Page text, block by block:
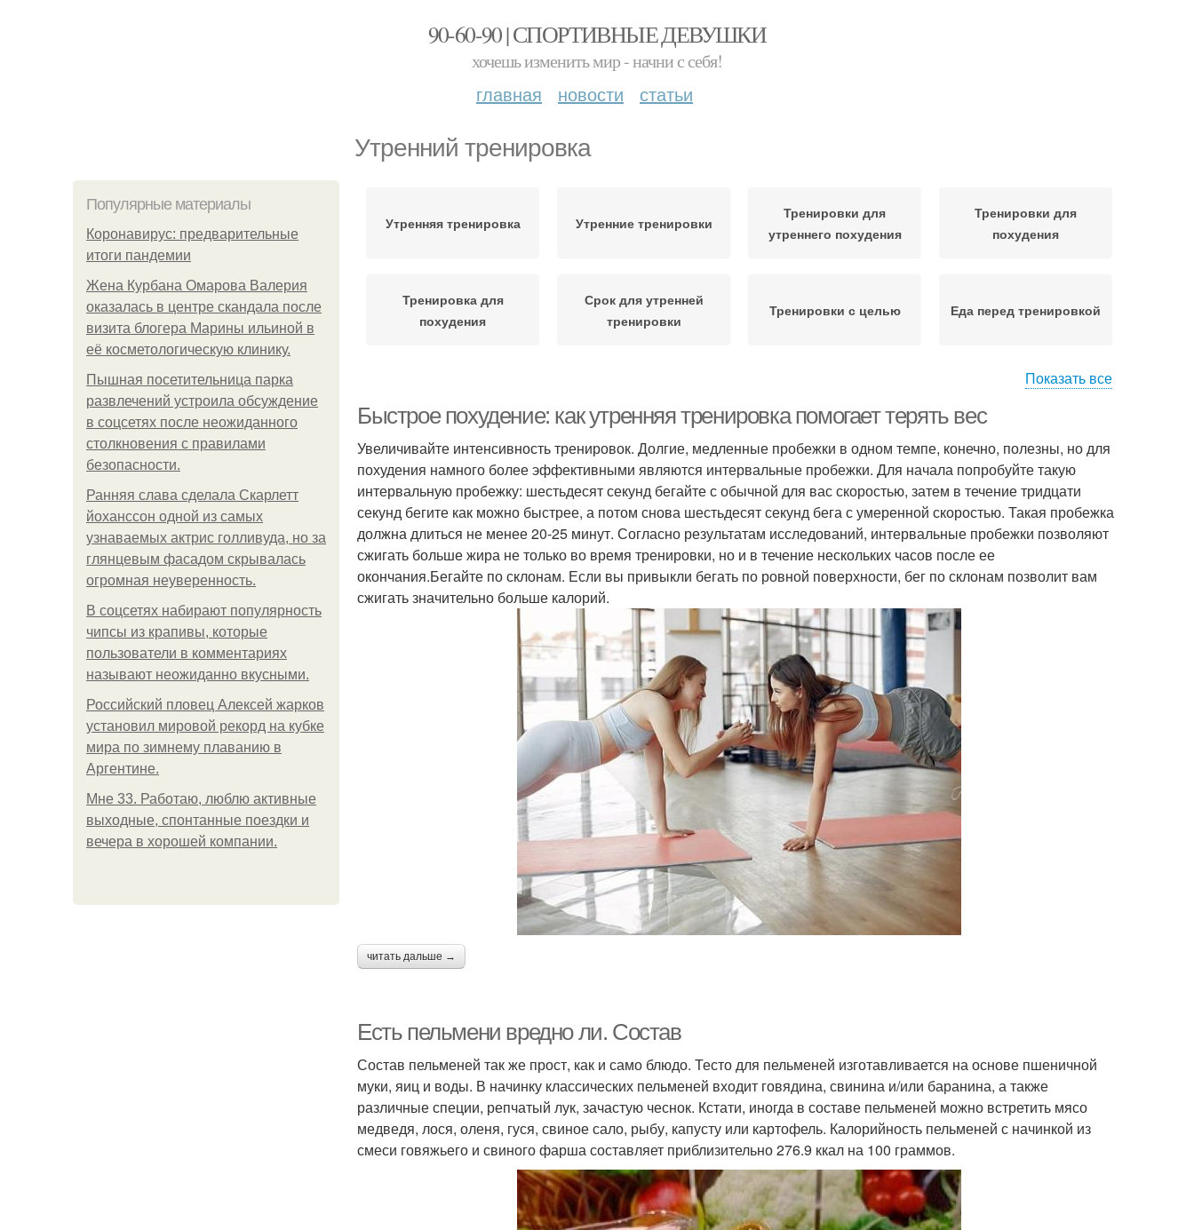
90-60-90 | СПОРТИВНЫЕ ДЕВУШКИ
хочешь изменить мир - начни с себя!
главная новости статьи
Утренний тренировка
Популярные материалы
Коронавирус: предварительные
итоги пандемии
Жена Курбана Омарова Валерия
оказалась в центре скандала после
визита блогера Марины ильиной в
её косметологическую клинику.
Пышная посетительница парка
развлечений устроила обсуждение
в соцсетях после неожиданного
столкновения с правилами
безопасности.
Ранняя слава сделала Скарлетт
йоханссон одной из самых
узнаваемых актрис голливуда, но за
глянцевым фасадом скрывалась
огромная неуверенность.
В соцсетях набирают популярность
чипсы из крапивы, которые
пользователи в комментариях
называют неожиданно вкусными.
Российский пловец Алексей жарков
установил мировой рекорд на кубке
мира по зимнему плаванию в
Аргентине.
Мне 33. Работаю, люблю активные
выходные, спонтанные поездки и
вечера в хорошей компании.
Утренняя тренировка Утренние тренировки
Тренировки для
утреннего похудения
Тренировки для
похудения
Тренировка для
похудения
Срок для утренней
тренировки
Тренировки с целью Еда перед тренировкой
Показать все
Быстрое похудение: как утренняя тренировка помогает терять вес
Увеличивайте интенсивность тренировок. Долгие, медленные пробежки в одном темпе, конечно, полезны, но для
похудения намного более эффективными являются интервальные пробежки. Для начала попробуйте такую
интервальную пробежку: шестьдесят секунд бегайте с обычной для вас скоростью, затем в течение тридцати
секунд бегите как можно быстрее, а потом снова шестьдесят секунд бега с умеренной скоростью. Такая пробежка
должна длиться не менее 20-25 минут. Согласно результатам исследований, интервальные пробежки позволяют
сжигать больше жира не только во время тренировки, но и в течение нескольких часов после ее
окончания.Бегайте по склонам. Если вы привыкли бегать по ровной поверхности, бег по склонам позволит вам
сжигать значительно больше калорий.
читать дальше →
Есть пельмени вредно ли. Состав
Состав пельменей так же прост, как и само блюдо. Тесто для пельменей изготавливается на основе пшеничной
муки, яиц и воды. В начинку классических пельменей входит говядина, свинина и/или баранина, а также
различные специи, репчатый лук, зачастую чеснок. Кстати, иногда в составе пельменей можно встретить мясо
медведя, лося, оленя, гуся, свиное сало, рыбу, капусту или картофель. Калорийность пельменей с начинкой из
смеси говяжьего и свиного фарша составляет приблизительно 276.9 ккал на 100 граммов.